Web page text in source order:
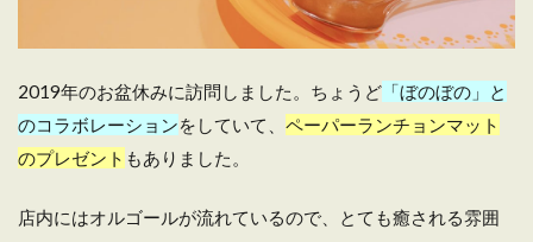
2019年のお盆休みに訪問しました。ちょうど 「ぼのぼの」と
のコラボレーションをしていて、 ペーパーランチョンマット
のプレゼント もありました。
店内にはオルゴールが流れているので、とても癒される雰囲